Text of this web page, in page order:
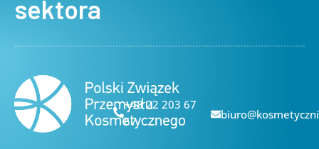
sektora
+48 22 203 67
67